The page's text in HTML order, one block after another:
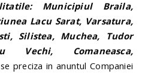
Municipiul Braila,
Lacu Sarat, Varsatura,
Silistea, Muchea, Tudor
Vechi, Comaneasca,
preciza in anuntul Companiei